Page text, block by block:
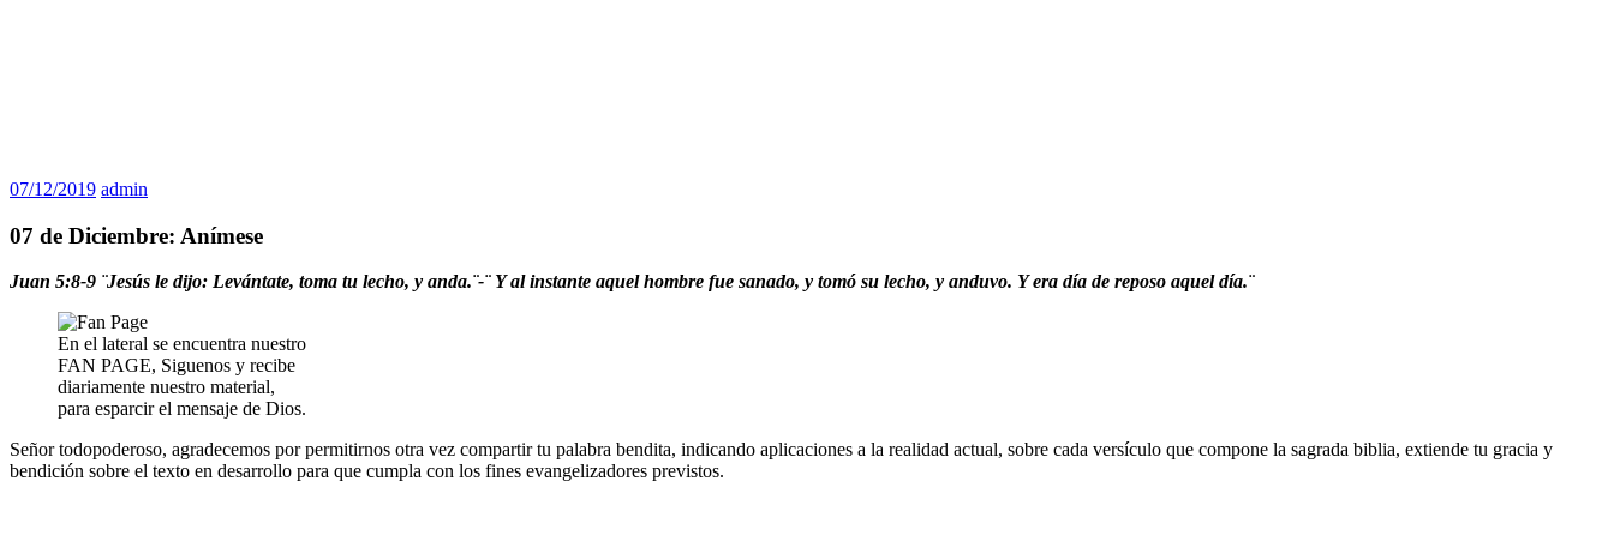
07/12/2019 admin
07 de Diciembre: Anímese
Juan 5:8-9 ¨Jesús le dijo: Levántate, toma tu lecho, y anda.¨-¨ Y al instante aquel hombre fue sanado, y tomó su lecho, y anduvo. Y era día de reposo aquel día.¨
En el lateral se encuentra nuestro
FAN PAGE, Siguenos y recibe
diariamente nuestro material,
para esparcir el mensaje de Dios.
Señor todopoderoso, agradecemos por permitirnos otra vez compartir tu palabra bendita, indicando aplicaciones a la realidad actual, sobre cada versículo que compone la sagrada biblia, extiende tu gracia y
bendición sobre el texto en desarrollo para que cumpla con los fines evangelizadores previstos.